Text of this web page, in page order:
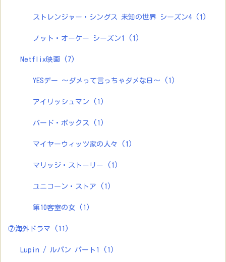
ストレンジャー・シングス 未知の世界 シーズン4 (1)
ノット・オーケー シーズン1 (1)
Netflix映画 (7)
YESデー ～ダメって言っちゃダメな日～ (1)
アイリッシュマン (1)
バード・ボックス (1)
マイヤーウィッツ家の人々 (1)
マリッジ・ストーリー (1)
ユニコーン・ストア (1)
第10客室の女 (1)
⑦海外ドラマ (11)
Lupin / ルパン パート1 (1)